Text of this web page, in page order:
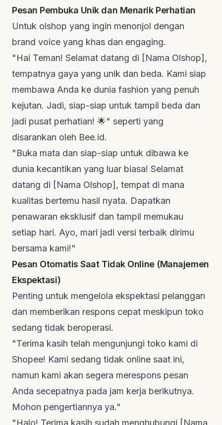
Pesan Pembuka Unik dan Menarik Perhatian
Untuk olshop yang ingin menonjol dengan
brand voice yang khas dan engaging.
"Hai Teman! Selamat datang di [Nama Olshop],
tempatnya gaya yang unik dan beda. Kami siap
membawa Anda ke dunia fashion yang penuh
kejutan. Jadi, siap-siap untuk tampil beda dan
jadi pusat perhatian! 🌟" seperti yang
disarankan oleh Bee.id.
"Buka mata dan siap-siap untuk dibawa ke
dunia kecantikan yang luar biasa! Selamat
datang di [Nama Olshop], tempat di mana
kualitas bertemu hasil nyata. Dapatkan
penawaran eksklusif dan tampil memukau
setiap hari. Ayo, mari jadi versi terbaik dirimu
bersama kami!"
Pesan Otomatis Saat Tidak Online (Manajemen
Ekspektasi)
Penting untuk mengelola ekspektasi pelanggan
dan memberikan respons cepat meskipun toko
sedang tidak beroperasi.
"Terima kasih telah mengunjungi toko kami di
Shopee! Kami sedang tidak online saat ini,
namun kami akan segera merespons pesan
Anda secepatnya pada jam kerja berikutnya.
Mohon pengertiannya ya."
"Halo! Terima kasih sudah menghubungi [Nama